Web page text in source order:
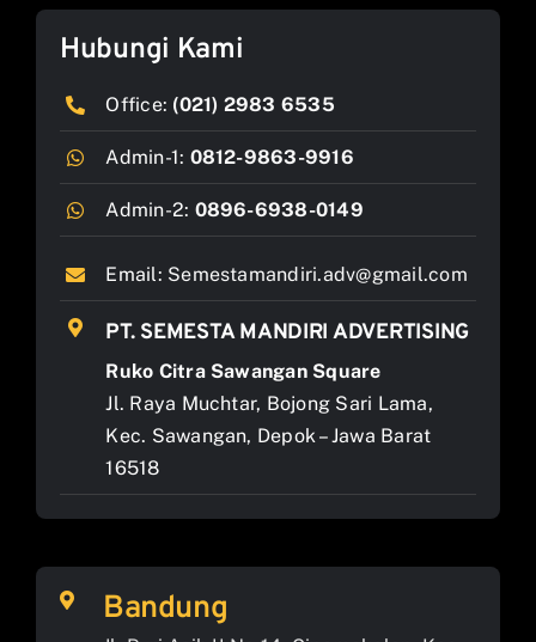
Hubungi Kami
Office: (021) 2983 6535
Admin-1: 0812-9863-9916
Admin-2: 0896-6938-0149
Email: Semestamandiri.adv@gmail.com
PT. SEMESTA MANDIRI ADVERTISING
Ruko Citra Sawangan Square
Jl. Raya Muchtar, Bojong Sari Lama,
Kec. Sawangan, Depok – Jawa Barat
16518
Bandung